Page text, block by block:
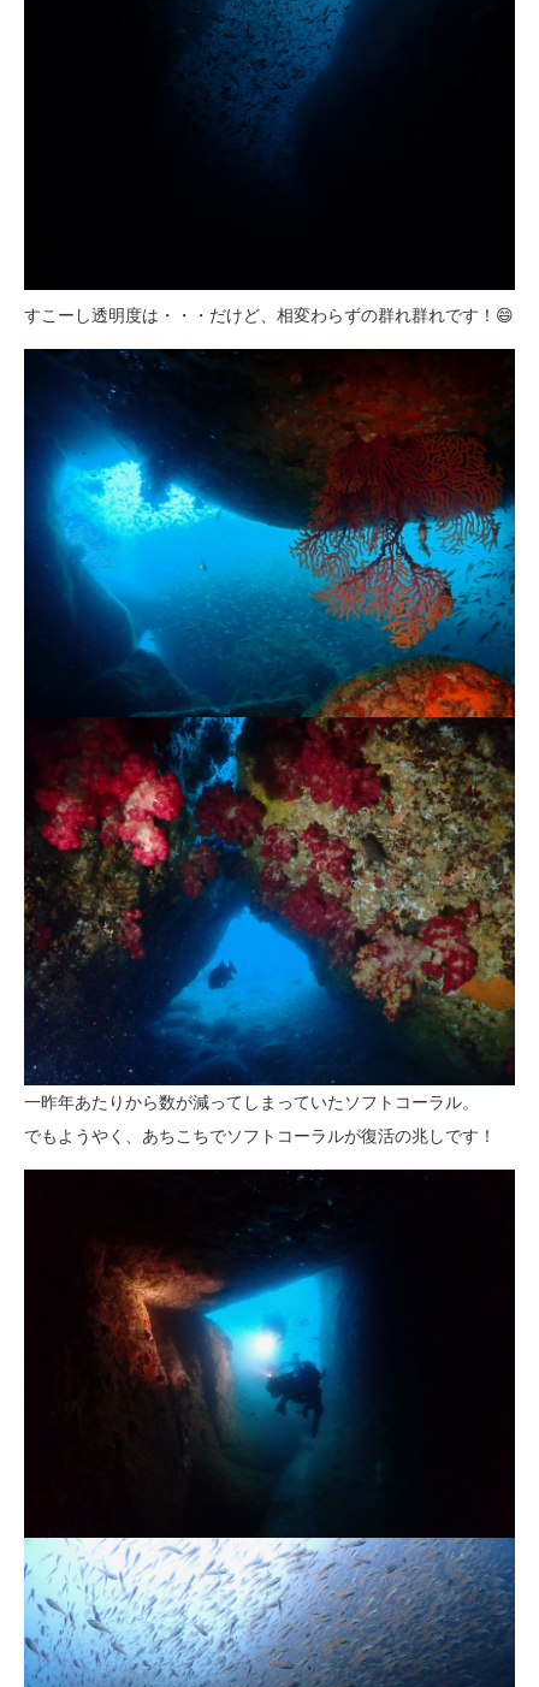
すこーし透明度は・・・だけど、相変わらずの群れ群れです！😄
一昨年あたりから数が減ってしまっていたソフトコーラル。
でもようやく、あちこちでソフトコーラルが復活の兆しです！